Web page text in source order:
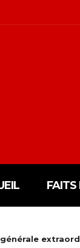
FAITS